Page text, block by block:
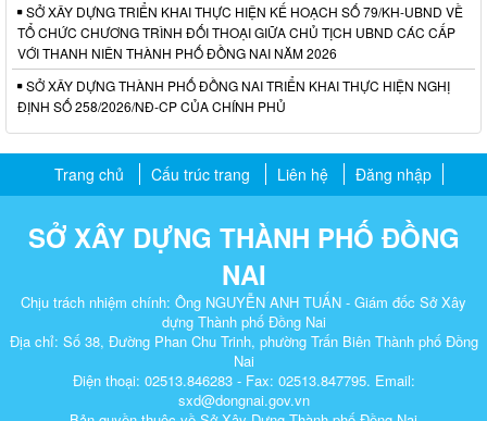
SỞ XÂY DỰNG TRIỂN KHAI THỰC HIỆN KẾ HOẠCH SỐ 79/KH-UBND VỀ
TỔ CHỨC CHƯƠNG TRÌNH ĐỐI THOẠI GIỮA CHỦ TỊCH UBND CÁC CẤP
VỚI THANH NIÊN THÀNH PHỐ ĐỒNG NAI NĂM 2026
SỞ XÂY DỰNG THÀNH PHỐ ĐỒNG NAI TRIỂN KHAI THỰC HIỆN NGHỊ
ĐỊNH SỐ 258/2026/NĐ-CP CỦA CHÍNH PHỦ
Trang chủ Cấu trúc trang Liên hệ Đăng nhập
SỞ XÂY DỰNG THÀNH PHỐ ĐỒNG
NAI
Chịu trách nhiệm chính: Ông NGUYỄN ANH TUẤN - Giám đốc Sở Xây
dựng Thành phố Đồng Nai
Địa chỉ: Số 38, Đường Phan Chu Trinh, phường Trấn Biên Thành phố Đồng
Nai
Điện thoại: 02513.846283 - Fax: 02513.847795. Email:
sxd@dongnai.gov.vn